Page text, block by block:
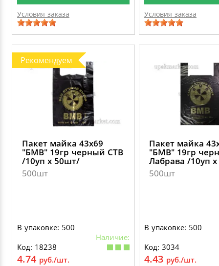
Условия заказа Условия заказа
Рекомендуем
Пакет майка 43х69
"БМВ" 19гр черный СТВ
/10уп х 50шт/
500шт
В упаковке: 500
Наличие:
Код: 18238
4.74 руб./шт.
Пакет майка
"БМВ" 19гр
Лабрава /10уп
500шт
В упаковке: 500
Код: 3034
4.43 руб./шт.